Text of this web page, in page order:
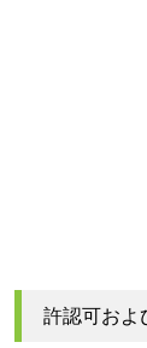
許認可およ